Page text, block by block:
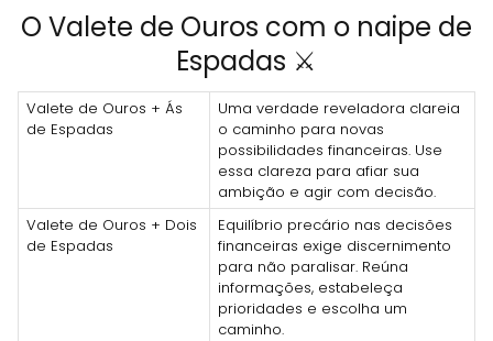
O Valete de Ouros com o naipe de
Espadas ⚔️
Valete de Ouros + Ás
de Espadas
Uma verdade reveladora clareia
o caminho para novas
possibilidades financeiras. Use
essa clareza para afiar sua
ambição e agir com decisão.
Valete de Ouros + Dois
de Espadas
Equilíbrio precário nas decisões
financeiras exige discernimento
para não paralisar. Reúna
informações, estabeleça
prioridades e escolha um
caminho.